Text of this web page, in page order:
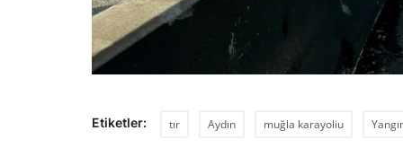
Etiketler: tır Aydın muğla karayoliu